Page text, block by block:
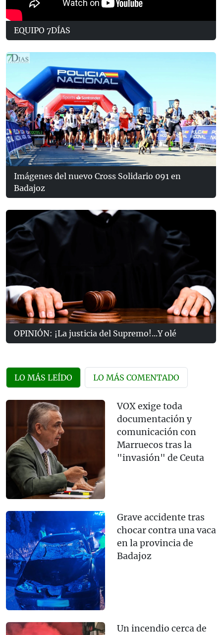
EQUIPO 7DÍAS
Imágenes del nuevo Cross Solidario 091 en
Badajoz
OPINIÓN: ¡La justicia del Supremo!...Y olé
LO MÁS LEÍDO LO MÁS COMENTADO
VOX exige toda
documentación y
comunicación con
Marruecos tras la
"invasión" de Ceuta
Grave accidente tras
chocar contra una vaca
en la provincia de
Badajoz
Un incendio cerca de